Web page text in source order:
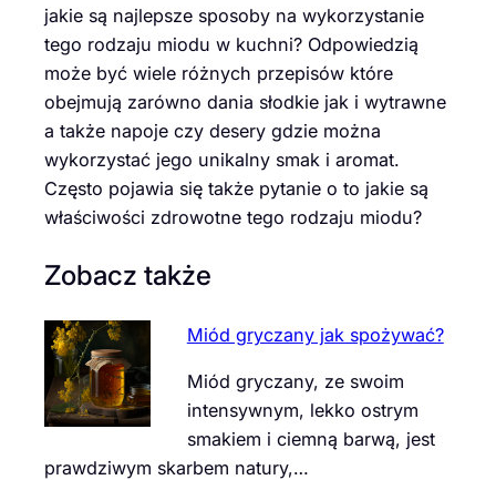
jakie są najlepsze sposoby na wykorzystanie
tego rodzaju miodu w kuchni? Odpowiedzią
może być wiele różnych przepisów które
obejmują zarówno dania słodkie jak i wytrawne
a także napoje czy desery gdzie można
wykorzystać jego unikalny smak i aromat.
Często pojawia się także pytanie o to jakie są
właściwości zdrowotne tego rodzaju miodu?
Zobacz także
Miód gryczany jak spożywać?
Miód gryczany, ze swoim
intensywnym, lekko ostrym
smakiem i ciemną barwą, jest
prawdziwym skarbem natury,…